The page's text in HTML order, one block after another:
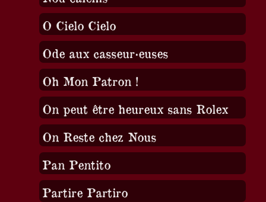
O Cielo Cielo
Ode aux casseur·euses
Oh Mon Patron !
On peut être heureux sans Rolex
On Reste chez Nous
Pan Pentito
Partire Partiro